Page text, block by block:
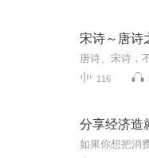
宋诗～唐诗
唐诗、宋诗，
116
分享经济造